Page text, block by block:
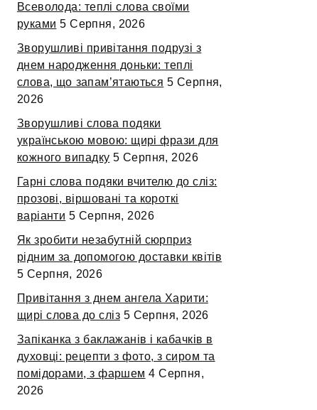
Всеволода: теплі слова своїми
руками 5 Серпня, 2026
Зворушливі привітання подрузі з
днем народження доньки: теплі
слова, що запам’ятаються 5 Серпня,
2026
Зворушливі слова подяки
українською мовою: щирі фрази для
кожного випадку 5 Серпня, 2026
Гарні слова подяки вчителю до сліз:
прозові, віршовані та короткі
варіанти 5 Серпня, 2026
Як зробити незабутній сюрприз
рідним за допомогою доставки квітів
5 Серпня, 2026
Привітання з днем ангела Харити:
щирі слова до сліз 5 Серпня, 2026
Запіканка з баклажанів і кабачків в
духовці: рецепти з фото, з сиром та
помідорами, з фаршем 4 Серпня,
2026